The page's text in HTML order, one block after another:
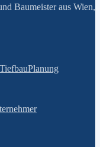
Baumeister aus Wien,
TiefbauPlanung